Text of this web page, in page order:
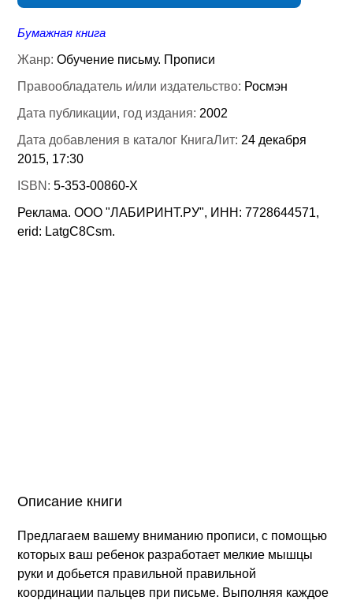
Бумажная книга
Жанр:Обучение письму. Прописи
Правообладатель и/или издательство: Росмэн
Дата публикации, год издания: 2002
Дата добавления в каталог КнигаЛит: 24 декабря
2015, 17:30
ISBN:5-353-00860-Х
Реклама. ООО "ЛАБИРИНТ.РУ", ИНН: 7728644571,
erid: LatgC8Csm.
Описание книги
Предлагаем вашему вниманию прописи, с помощью
которых ваш ребенок разработает мелкие мышцы
руки и добьется правильной правильной
координации пальцев при письме. Выполняя каждое